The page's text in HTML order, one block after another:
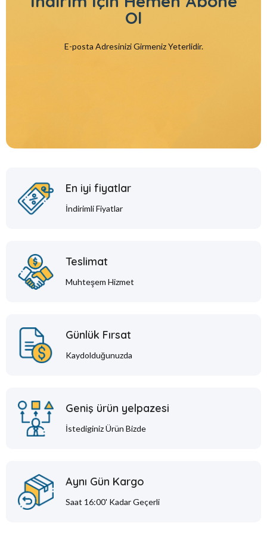
Ol
E-posta Adresinizi Girmeniz Yeterlidir.
En iyi fiyatlar
İndirimli Fiyatlar
Teslimat
Muhteşem Hizmet
Günlük Fırsat
Kaydolduğunuzda
Geniş ürün yelpazesi
İstediginiz Ürün Bizde
Aynı Gün Kargo
Saat 16:00' Kadar Geçerli